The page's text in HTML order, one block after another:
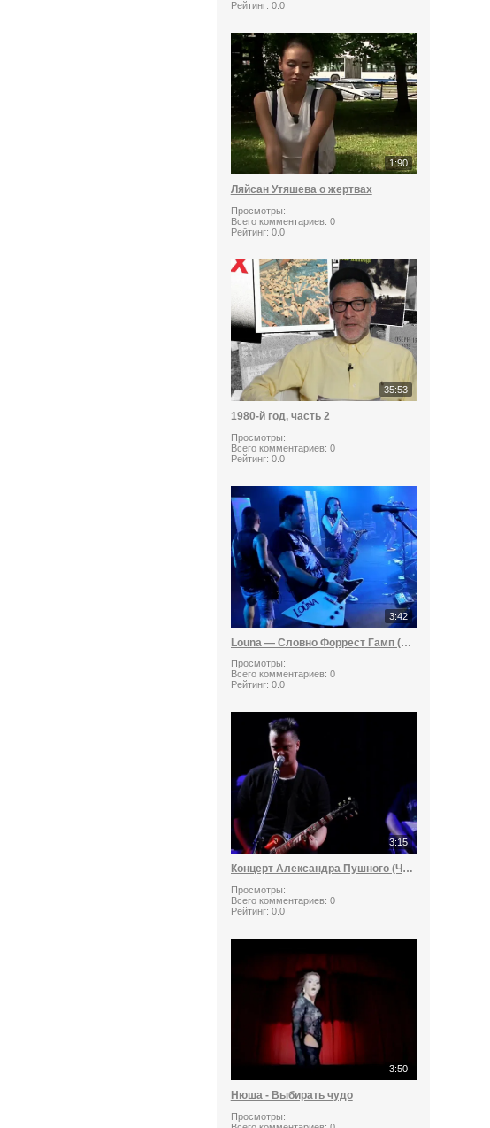
Рейтинг: 0.0
1:90
Ляйсан Утяшева о жертвах
Просмотры:
Всего комментариев: 0
Рейтинг: 0.0
35:53
1980-й год, часть 2
Просмотры:
Всего комментариев: 0
Рейтинг: 0.0
3:42
Louna — Словно Форрест Гамп (Live)
Просмотры:
Всего комментариев: 0
Рейтинг: 0.0
3:15
Концерт Александра Пушного (Часть 5)
Просмотры:
Всего комментариев: 0
Рейтинг: 0.0
3:50
Нюша - Выбирать чудо
Просмотры: